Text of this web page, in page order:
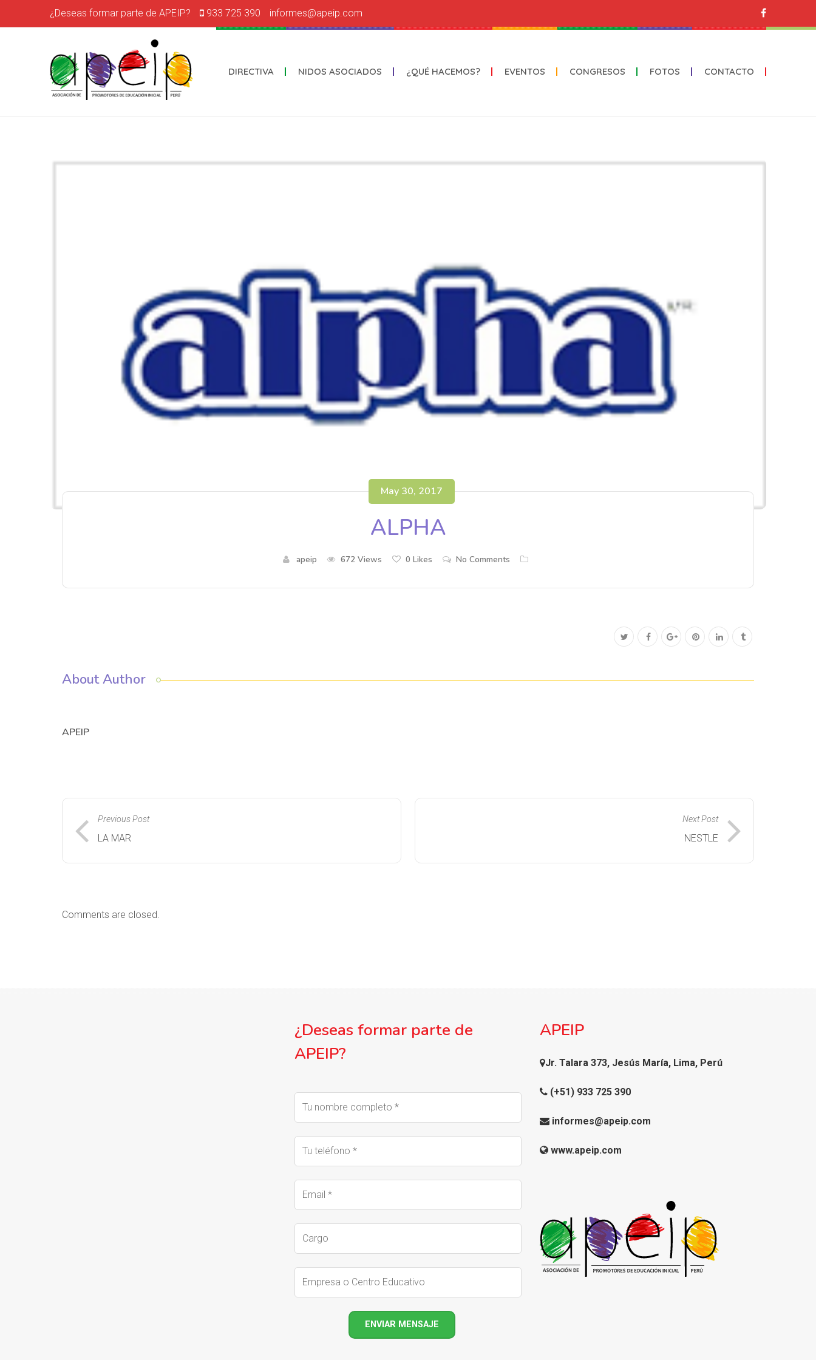
¿Deseas formar parte de APEIP? 933 725 390 informes@apeip.com
DIRECTIVA NIDOS ASOCIADOS ¿QUÉ HACEMOS? EVENTOS CONGRESOS FOTOS CONTACTO
May 30, 2017
ALPHA
apeip 672 Views 0 Likes No Comments
About Author
APEIP
Previous Post
LA MAR
Next Post
NESTLE
Comments are closed.
¿Deseas formar parte de
APEIP?
APEIP
Jr. Talara 373, Jesús María, Lima, Perú
(+51) 933 725 390
informes@apeip.com
www.apeip.com